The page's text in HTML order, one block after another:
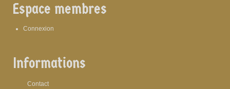
Espace membres
Connexion
Informations
Contact